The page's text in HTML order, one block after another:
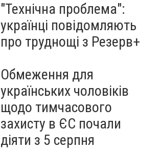
"Технічна проблема":
українці повідомляють
про труднощі з Резерв+
Обмеження для
українських чоловіків
щодо тимчасового
захисту в ЄС почали
діяти з 5 серпня